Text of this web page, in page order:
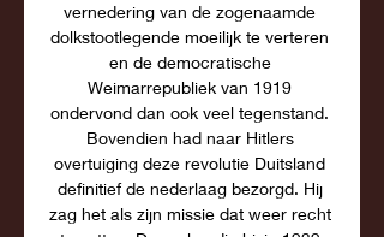
vernedering van de zogenaamde
dolkstootlegende moeilijk te verteren
en de democratische
Weimarrepubliek van 1919
ondervond dan ook veel tegenstand.
Bovendien had naar Hitlers
overtuiging deze revolutie Duitsland
definitief de nederlaag bezorgd. Hij
zag het als zijn missie dat weer recht